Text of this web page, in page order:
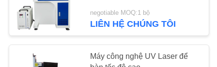
YÊU
CẦU
BÁOMáy hàn Laser YAG
negotiable MOQ:1 bộ
LIÊN HỆ CHÚNG TÔI
Máy công nghệ UV Laser để